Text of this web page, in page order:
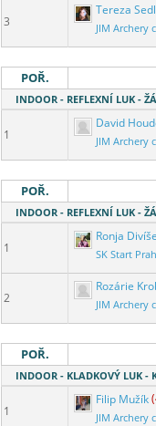
3
Tereza
JIM Archery
POŘ.
INDOOR - REFLEXNÍ LUK -
1
David
JIM Archery
POŘ.
INDOOR - REFLEXNÍ LUK -
1
Ronja
SK Start
2
Rozárie
JIM Archery
POŘ.
INDOOR - KLADKOVÝ LUK -
1
Filip Mužík
JIM Archery